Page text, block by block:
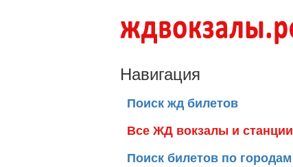
Навигация
Поиск жд билетов
Все ЖД вокзалы и станции
Поиск билетов по городам